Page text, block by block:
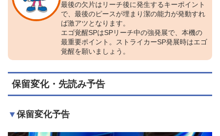
最後の欠片はリーチ後に発生するキーポイント
で、最後のピースが埋まり潔の能力が発動すれ
ば激アツとなります。
エゴ覚醒SPはSPリーチ中の強発展で、本機の
最重要ポイント。ストライカーSP発展時はエゴ
覚醒を願いましょう。
保留変化・先読み予告
保留変化予告